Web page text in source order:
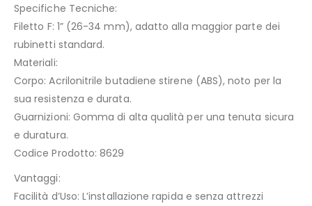
Specifiche Tecniche:
Filetto F: 1” (26-34 mm), adatto alla maggior parte dei
rubinetti standard.
Materiali:
Corpo: Acrilonitrile butadiene stirene (ABS), noto per la
sua resistenza e durata.
Guarnizioni: Gomma di alta qualità per una tenuta sicura
e duratura.
Codice Prodotto: 8629
Vantaggi:
Facilità d’Uso: L’installazione rapida e senza attrezzi